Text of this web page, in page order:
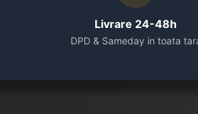
Livrare 24-48h
DPD & Sameday in toata